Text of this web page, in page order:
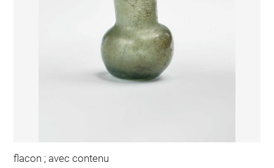
flacon ; avec contenu